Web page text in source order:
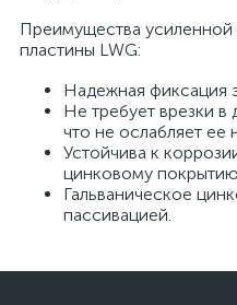
Преимущества
пластины LWG:
Надежная фиксация
Не требует врезки
что не ослабляет
Устойчива к
цинковому
Гальваническое
пассивацией.